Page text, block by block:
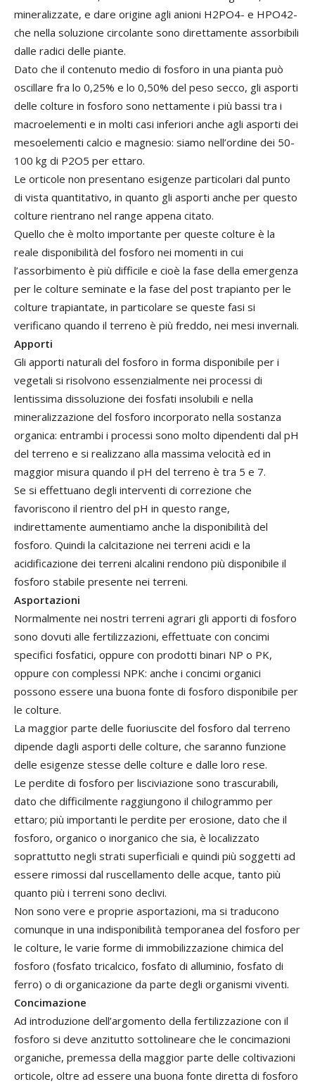
mineralizzate, e dare origine agli anioni H2PO4- e HPO42-
che nella soluzione circolante sono direttamente assorbibili
dalle radici delle piante.
Dato che il contenuto medio di fosforo in una pianta può
oscillare fra lo 0,25% e lo 0,50% del peso secco, gli asporti
delle colture in fosforo sono nettamente i più bassi tra i
macroelementi e in molti casi inferiori anche agli asporti dei
mesoelementi calcio e magnesio: siamo nell’ordine dei 50-
100 kg di P2O5 per ettaro.
Le orticole non presentano esigenze particolari dal punto
di vista quantitativo, in quanto gli asporti anche per questo
colture rientrano nel range appena citato.
Quello che è molto importante per queste colture è la
reale disponibilità del fosforo nei momenti in cui
l’assorbimento è più difficile e cioè la fase della emergenza
per le colture seminate e la fase del post trapianto per le
colture trapiantate, in particolare se queste fasi si
verificano quando il terreno è più freddo, nei mesi invernali.
Apporti
Gli apporti naturali del fosforo in forma disponibile per i
vegetali si risolvono essenzialmente nei processi di
lentissima dissoluzione dei fosfati insolubili e nella
mineralizzazione del fosforo incorporato nella sostanza
organica: entrambi i processi sono molto dipendenti dal pH
del terreno e si realizzano alla massima velocità ed in
maggior misura quando il pH del terreno è tra 5 e 7.
Se si effettuano degli interventi di correzione che
favoriscono il rientro del pH in questo range,
indirettamente aumentiamo anche la disponibilità del
fosforo. Quindi la calcitazione nei terreni acidi e la
acidificazione dei terreni alcalini rendono più disponibile il
fosforo stabile presente nei terreni.
Asportazioni
Normalmente nei nostri terreni agrari gli apporti di fosforo
sono dovuti alle fertilizzazioni, effettuate con concimi
specifici fosfatici, oppure con prodotti binari NP o PK,
oppure con complessi NPK: anche i concimi organici
possono essere una buona fonte di fosforo disponibile per
le colture.
La maggior parte delle fuoriuscite del fosforo dal terreno
dipende dagli asporti delle colture, che saranno funzione
delle esigenze stesse delle colture e dalle loro rese.
Le perdite di fosforo per lisciviazione sono trascurabili,
dato che difficilmente raggiungono il chilogrammo per
ettaro; più importanti le perdite per erosione, dato che il
fosforo, organico o inorganico che sia, è localizzato
soprattutto negli strati superficiali e quindi più soggetti ad
essere rimossi dal ruscellamento delle acque, tanto più
quanto più i terreni sono declivi.
Non sono vere e proprie asportazioni, ma si traducono
comunque in una indisponibilità temporanea del fosforo per
le colture, le varie forme di immobilizzazione chimica del
fosforo (fosfato tricalcico, fosfato di alluminio, fosfato di
ferro) o di organicazione da parte degli organismi viventi.
Concimazione
Ad introduzione dell’argomento della fertilizzazione con il
fosforo si deve anzitutto sottolineare che le concimazioni
organiche, premessa della maggior parte delle coltivazioni
orticole, oltre ad essere una buona fonte diretta di fosforo